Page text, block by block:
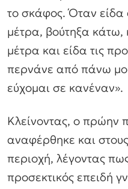
το σκάφος. Όταν είδα
μέτρα, βούτηξα κάτω,
μέτρα και είδα τις
περνάνε από πάνω
εύχομαι σε κανέναν».
Κλείνοντας, ο πρώην
αναφέρθηκε και
περιοχή, λέγοντας
προσεκτικός επειδή